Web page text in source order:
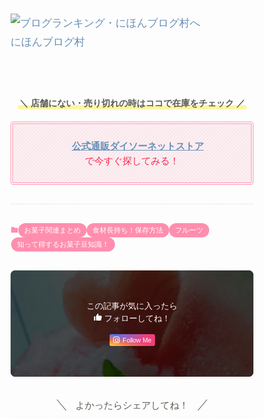
にほんブログ村
＼ 店舗にない・売り切れの時はココで在庫をチェック ／
公式通販ダイソーネットストア
で今すぐ探してみる！
お菓子関連まとめ 食材長持ち！保存方法
フルーツ
知って得するお菓子豆知識！
この記事が気に入ったら
フォローしてね！
Follow Me
よかったらシェアしてね！